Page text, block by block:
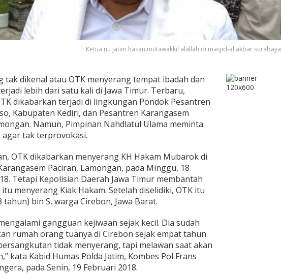
Ketua nu jatim hasan mutawakkil alallah di masjid-al akbar surabaya
tak dikenal atau OTK menyerang tempat ibadah dan
lebih dari satu kali di Jawa Timur. Terbaru,
dikabarkan terjadi di lingkungan Pondok Pesantren
Kabupaten Kediri, dan Pesantren Karangasem
Namun, Pimpinan Nahdlatul Ulama meminta
agar tak terprovokasi.
OTK dikabarkan menyerang KH Hakam Mubarok di
Paciran, Lamongan, pada Minggu, 18
Tetapi Kepolisian Daerah Jawa Timur membantah
itu menyerang Kiak Hakam. Setelah diselidiki, OTK itu
tahun) bin S, warga Cirebon, Jawa Barat.
gangguan kejiwaan sejak kecil. Dia sudah
rumah orang tuanya di Cirebon sejak empat tahun
tidak menyerang, tapi melawan saat akan
kata Kabid Humas Polda Jatim, Kombes Pol Frans
pada Senin, 19 Februari 2018.